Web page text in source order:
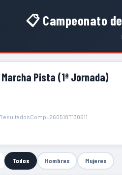
📋 Campeonato
Pista (1ª Jornada)
Todos Hombres Mujeres